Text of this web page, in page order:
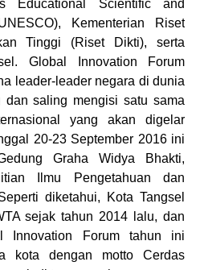
Educational Scientific and
Kementerian Riset
Tinggi (Riset Dikti), serta
Global Innovation Forum
leader-leader negara di dunia
dan saling mengisi satu sama
yang akan digelar
20-23 September 2016 ini
Graha Widya Bhakti,
Ilmu Pengetahuan dan
diketahui, Kota Tangsel
sejak tahun 2014 lalu, dan
Innovation Forum tahun ini
kota dengan motto Cerdas